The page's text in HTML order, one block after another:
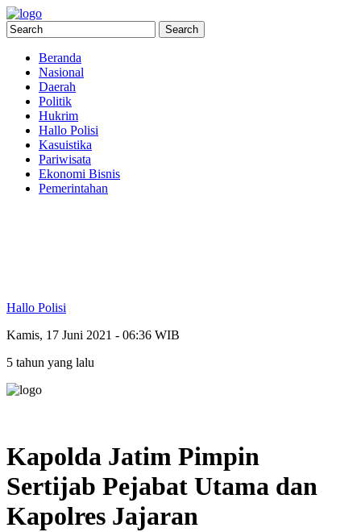
Beranda
Nasional
Daerah
Politik
Hukrim
Hallo Polisi
Kasuistika
Pariwisata
Ekonomi Bisnis
Pemerintahan
Hallo Polisi
Kamis, 17 Juni 2021 - 06:36 WIB
5 tahun yang lalu
Kapolda Jatim Pimpin
Sertijab Pejabat Utama dan
Kapolres Jajaran